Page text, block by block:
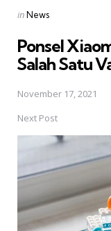
Posted
inNews
Ponsel
Salah Satu
November 17, 2021
Next Post